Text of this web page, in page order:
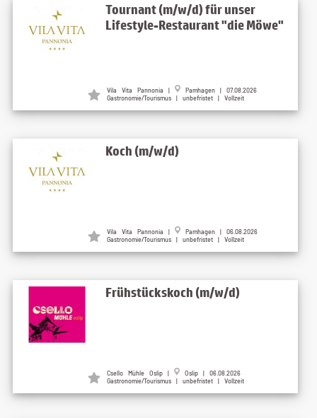
Tournant (m/w/d) für unser
Lifestyle-Restaurant "die Möwe"
Vila Vita Pannonia |
Pamhagen | 07.08.2026
Gastronomie/Tourismus | unbefristet | Vollzeit
Koch (m/w/d)
Vila Vita Pannonia |
Pamhagen | 06.08.2026
Gastronomie/Tourismus | unbefristet | Vollzeit
Frühstückskoch (m/w/d)
Csello Mühle Oslip |
Oslip | 06.08.2026
Gastronomie/Tourismus | unbefristet | Vollzeit